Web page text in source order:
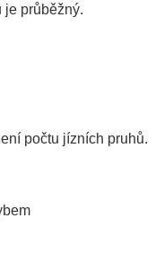
je průběžný.
počtu jízních pruhů.